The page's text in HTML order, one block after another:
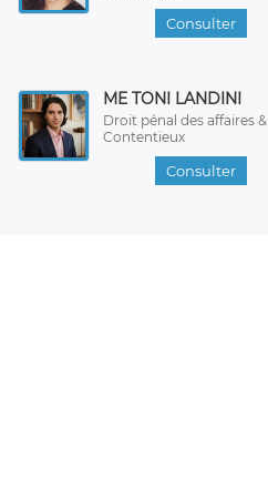
Consulter
ME TONI LANDINI
Droit pénal des affaires &
Contentieux
Consulter